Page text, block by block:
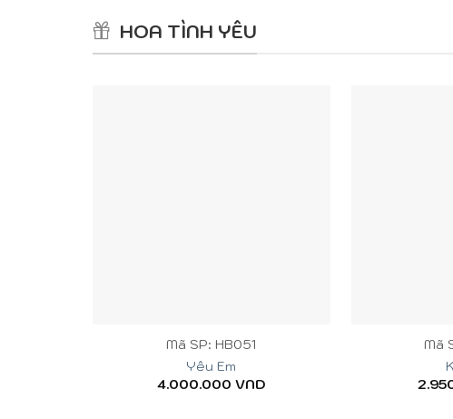
HOA TÌNH YÊU
Mã SP: HB051
Yêu Em
4.000.000 VND
Mã